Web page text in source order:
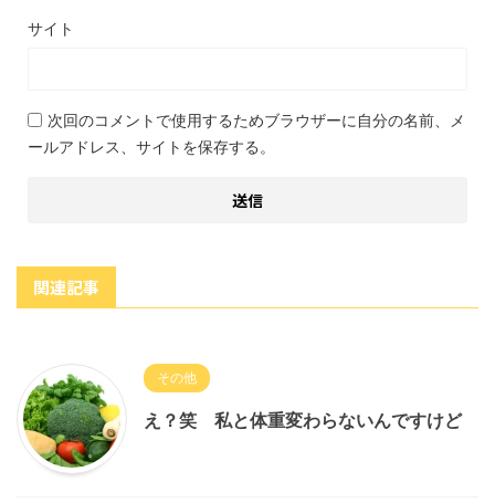
サイト
次回のコメントで使用するためブラウザーに自分の名前、メ
ールアドレス、サイトを保存する。
関連記事
その他
え？笑 私と体重変わらないんですけど